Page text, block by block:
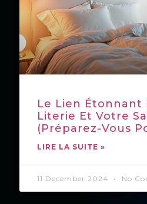
Le Lien Étonnant
Literie Et Votre
(Préparez-Vous
LIRE LA SUITE »
11 December 2024 No